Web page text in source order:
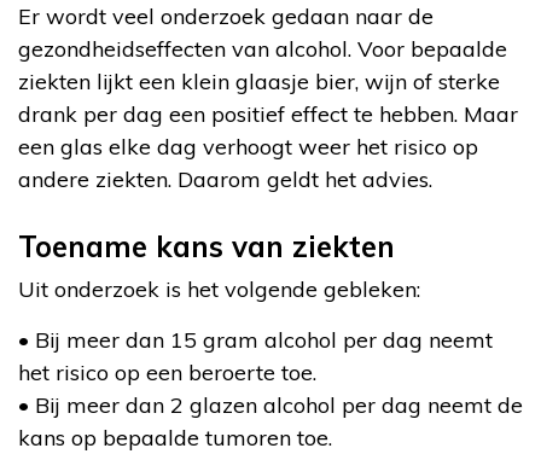
Er wordt veel onderzoek gedaan naar de
gezondheidseffecten van alcohol. Voor bepaalde
ziekten lijkt een klein glaasje bier, wijn of sterke
drank per dag een positief effect te hebben. Maar
een glas elke dag verhoogt weer het risico op
andere ziekten. Daarom geldt het advies.
Toename kans van ziekten
Uit onderzoek is het volgende gebleken:
• Bij meer dan 15 gram alcohol per dag neemt
het risico op een beroerte toe.
• Bij meer dan 2 glazen alcohol per dag neemt de
kans op bepaalde tumoren toe.